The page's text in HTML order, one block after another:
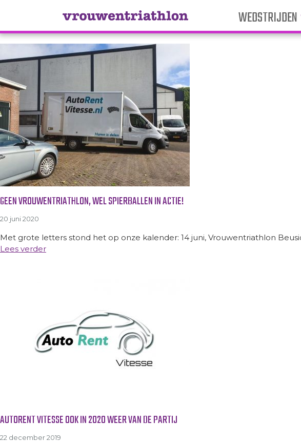
WEDSTRIJDEN
Tag Archive: AutoRent Vitesse
GEEN VROUWENTRIATHLON, WEL SPIERBALLEN IN ACTIE!
20 juni 2020
Met grote letters stond het op onze kalender: 14 juni, Vrouwentriathlon
Lees verder
AUTORENT VITESSE OOK IN 2020 WEER VAN DE PARTIJ
22 december 2019